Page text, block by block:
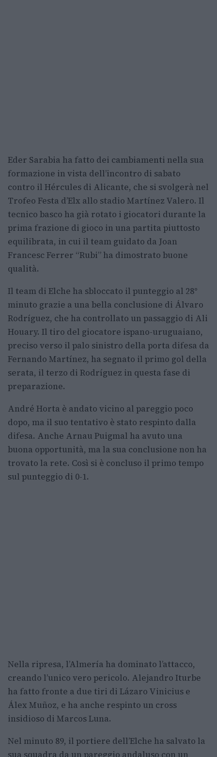
Eder Sarabia ha fatto dei cambiamenti nella sua
formazione in vista dell’incontro di sabato
contro il Hércules di Alicante, che si svolgerà nel
Trofeo Festa d’Elx allo stadio Martínez Valero. Il
tecnico basco ha già rotato i giocatori durante la
prima frazione di gioco in una partita piuttosto
equilibrata, in cui il team guidato da Joan
Francesc Ferrer “Rubi” ha dimostrato buone
qualità.
Il team di Elche ha sbloccato il punteggio al 28°
minuto grazie a una bella conclusione di Álvaro
Rodríguez, che ha controllato un passaggio di Ali
Houary. Il tiro del giocatore ispano-uruguaiano,
preciso verso il palo sinistro della porta difesa da
Fernando Martínez, ha segnato il primo gol della
serata, il terzo di Rodríguez in questa fase di
preparazione.
André Horta è andato vicino al pareggio poco
dopo, ma il suo tentativo è stato respinto dalla
difesa. Anche Arnau Puigmal ha avuto una
buona opportunità, ma la sua conclusione non ha
trovato la rete. Così si è concluso il primo tempo
sul punteggio di 0-1.
Nella ripresa, l’Almería ha dominato l’attacco,
creando l’unico vero pericolo. Alejandro Iturbe
ha fatto fronte a due tiri di Lázaro Vinicius e
Álex Muñoz, e ha anche respinto un cross
insidioso di Marcos Luna.
Nel minuto 89, il portiere dell’Elche ha salvato la
sua squadra da un pareggio andaluso con un